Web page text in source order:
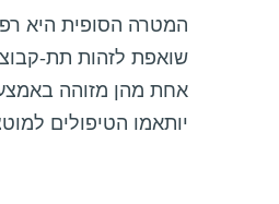
המטרה הסופית היא
שואפת לזהות תת-
אחת מהן מזוהה
יותאמו הטיפולים